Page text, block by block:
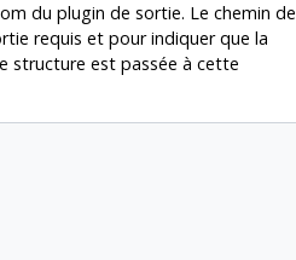
du plugin de sortie. Le chemin de
requis et pour indiquer que la
structure est passée à cette